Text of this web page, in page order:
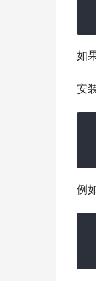
如
安
例